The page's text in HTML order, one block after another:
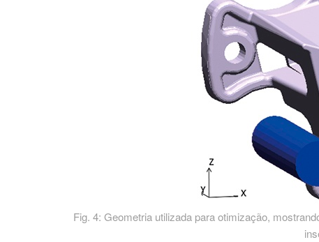
Fig. 4: Geometria utilizada para otimização,